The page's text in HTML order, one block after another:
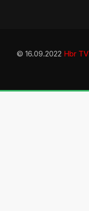
© 16.09.2022 Hbr TV